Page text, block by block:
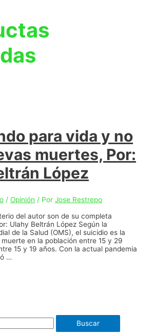
para vida y no
muertes, Por:
López
/Opinión / PorJose Restrepo
del autor son de su completa
Ulahy Beltrán López Según la
de la Salud (OMS), el suicidio es la
en la población entre 15 y 29
15 y 19 años. Con la actual pandemia
…